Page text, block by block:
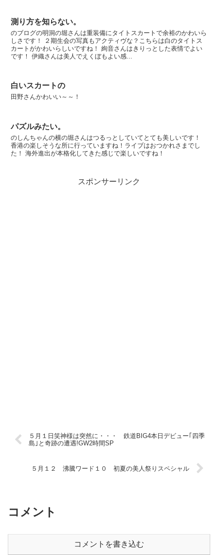
測り方を知らない。
のブログの明洞の堀さんは重装備にタイトスカートで余裕のかわいら
しさです！ ２期生会の写真もアクティヴな？こちらは白のタイトス
カートがかわいらしいですね！ 絢音さんはきりっとした表情でよい
です！ 伊織さんは美人でえくぼもよい感...
白いスカートの
田野さんかわいい～～！
パズルみたい。
のしんちゃんの横の堀さんはつるっとしていてとても美しいです！
香港の楽しそうな所に行っていますね！ライブはおつかれさまでし
た！ 海外進出が本格化してきた感じで楽しいですね！
スポンサーリンク
５月１日笑神様は突然に・・・ 鉄道BIG4本日デビュー｢四季
島｣と奇跡の遭遇!GW2時間SP
５月１２ 沸騰ワード１０ 初夏の美人祭りスペシャル
コメント
コメントを書き込む